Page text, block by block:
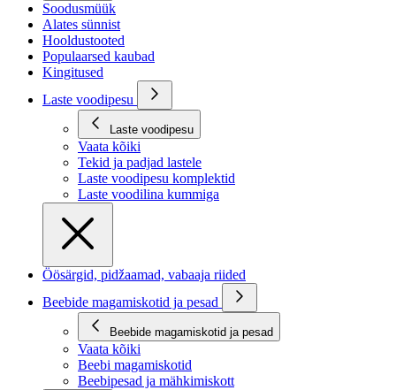
Soodusmüük
Alates sünnist
Hooldustooted
Populaarsed kaubad
Kingitused
Laste voodipesu
Laste voodipesu
Vaata kõiki
Tekid ja padjad lastele
Laste voodipesu komplektid
Laste voodilina kummiga
Öösärgid, pidžaamad, vabaaja riided
Beebide magamiskotid ja pesad
Beebide magamiskotid ja pesad
Vaata kõiki
Beebi magamiskotid
Beebipesad ja mähkimiskott